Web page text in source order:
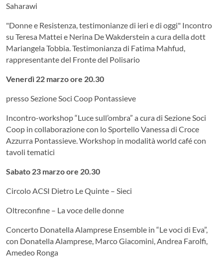
Saharawi
"Donne e Resistenza, testimonianze di ieri e di oggi" Incontro
su Teresa Mattei e Nerina De Wakderstein a cura della dott
Mariangela Tobbia. Testimonianza di Fatima Mahfud,
rappresentante del Fronte del Polisario
Venerdì 22 marzo ore 20.30
presso Sezione Soci Coop Pontassieve
Incontro-workshop “Luce sull’ombra” a cura di Sezione Soci
Coop in collaborazione con lo Sportello Vanessa di Croce
Azzurra Pontassieve. Workshop in modalità world café con
tavoli tematici
Sabato 23 marzo ore 20.30
Circolo ACSI Dietro Le Quinte – Sieci
Oltreconfine – La voce delle donne
Concerto Donatella Alamprese Ensemble in “Le voci di Eva”,
con Donatella Alamprese, Marco Giacomini, Andrea Farolfi,
Amedeo Ronga